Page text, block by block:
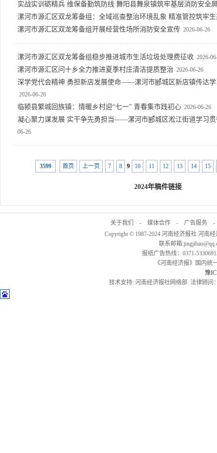
实战实训砺精兵 维保备勤筑防线 舞阳县舞泉镇筑牢基层消防安全
漯河市源汇区双龙筹备组：全域巡查整治环境乱象 精准管控筑牢
漯河市源汇区双龙筹备组开展经营性场所消防安全宣传 2026-06-26
漯河市源汇区双龙筹备组稳步推进城市生活垃圾处理费征收 2026-
漯河市源汇区问十乡全力推进夏季村庄清洁提质整治 2026-06-26
深学党代会精神 勇担新店发展使命——漯河市郾城区新店镇传达
2026-06-26
临颍县繁城回族镇：情暖乡村迎“七一” 青春集市践初心 2026-06-26
凝心聚力谋发展 实干争先勇担当——漯河市郾城区淞江街道学习
06-26
3599 首页 上一页 7 8 9 10 11 12 13 14 15
2024年稿件链接
关于我们 - 媒体合作 - 广告服务
Copyright © 1987-2024 河南经济报社 河南
联系邮箱
报纸广告热线：0371-
《河南经济报》国内统
豫
技术支持: 河南经济报社网络部 法律顾